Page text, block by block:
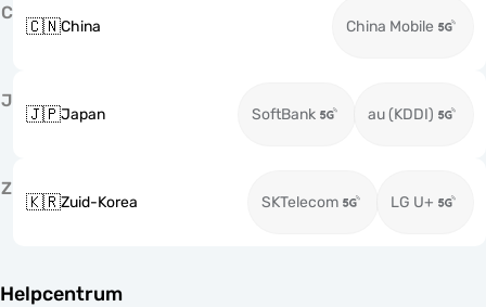
C
🇨🇳China China Mobile
J
🇯🇵Japan SoftBank au (KDDI)
Z
🇰🇷Zuid-Korea SKTelecom LG U+
Helpcentrum